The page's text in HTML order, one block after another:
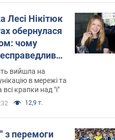
Лесі Нікітюк
обернулася
чому
вийшла на
в мережі та
крапки над "і"
12,9 т.
з перемоги